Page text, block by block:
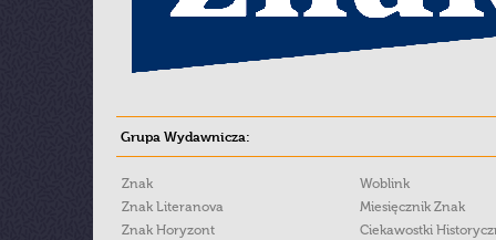
Grupa Wydawnicza:
Znak
Znak Literanova
Znak Horyzont
Woblink
Miesięcznik Znak
Ciekawostki